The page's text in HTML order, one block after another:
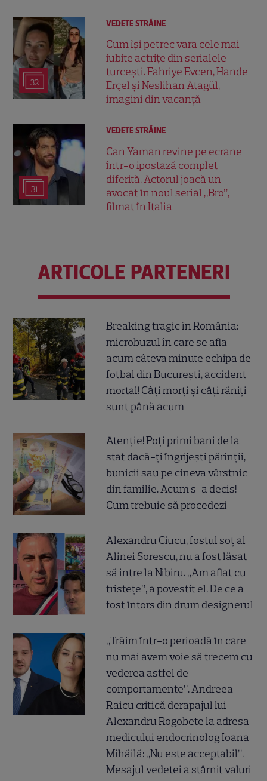
32
VEDETE STRĂINE
Cum își petrec vara cele mai
iubite actrițe din serialele
turcești. Fahriye Evcen, Hande
Erçel și Neslihan Atagül,
imagini din vacanță
31
VEDETE STRĂINE
Can Yaman revine pe ecrane
într-o ipostază complet
diferită. Actorul joacă un
avocat în noul serial „Bro”,
filmat în Italia
ARTICOLE PARTENERI
Breaking tragic în România:
microbuzul în care se afla
acum câteva minute echipa de
fotbal din București, accident
mortal! Câți morți și câți răniți
sunt până acum
Atenție! Poți primi bani de la
stat dacă-ți îngrijești părinții,
bunicii sau pe cineva vârstnic
din familie. Acum s-a decis!
Cum trebuie să procedezi
Alexandru Ciucu, fostul soț al
Alinei Sorescu, nu a fost lăsat
să intre la Nibiru. „Am aflat cu
tristețe”, a povestit el. De ce a
fost întors din drum designerul
„Trăim într-o perioadă în care
nu mai avem voie să trecem cu
vederea astfel de
comportamente”. Andreea
Raicu critică derapajul lui
Alexandru Rogobete la adresa
medicului endocrinolog Ioana
Mihăilă: „Nu este acceptabil”.
Mesajul vedetei a stârnit valuri